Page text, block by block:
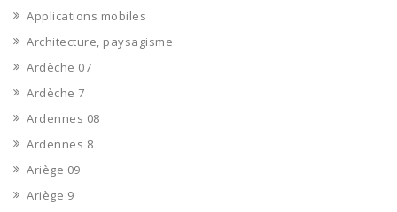
Applications mobiles
Architecture, paysagisme
Ardèche 07
Ardèche 7
Ardennes 08
Ardennes 8
Ariège 09
Ariège 9